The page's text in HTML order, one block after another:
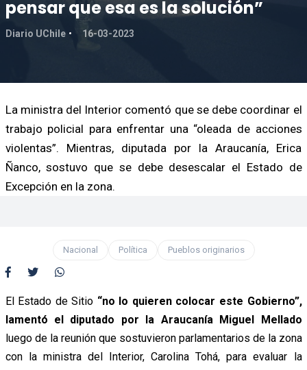
pensar que esa es la solución”
Diario UChile 16-03-2023
La ministra del Interior comentó que se debe coordinar el
trabajo policial para enfrentar una “oleada de acciones
violentas”. Mientras, diputada por la Araucanía, Erica
Ñanco, sostuvo que se debe desescalar el Estado de
Excepción en la zona.
Nacional Política Pueblos originarios
El Estado de Sitio “no lo quieren colocar este Gobierno”,
lamentó el diputado por la Araucanía Miguel Mellado
luego de la reunión que sostuvieron parlamentarios de la zona
con la ministra del Interior, Carolina Tohá, para evaluar la